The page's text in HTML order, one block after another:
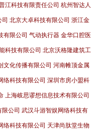
江科技有限责任公司 杭州智达人
北京大卓科技有限公司 浙江金
有限公司 气动执行器 金华口腔医
科技有限公司 北京沃格隆建筑工
文化传播有限公司 河南帷顶金属
络科技有限公司 深圳市房小盟科
上海岐思谬想信息技术有限公司
公司 武汉斗游智娱网络科技有
络科技有限公司 天津尚肽堂生物